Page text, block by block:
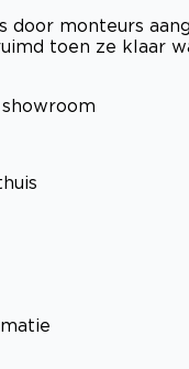
door monteurs
toen ze klaar